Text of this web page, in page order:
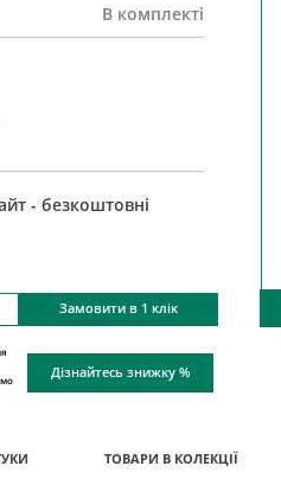
В комплекті
- безкоштовні
Замовити в 1 клік
Дізнайтесь знижку %
ТОВАРИ В КОЛЕКЦІЇ